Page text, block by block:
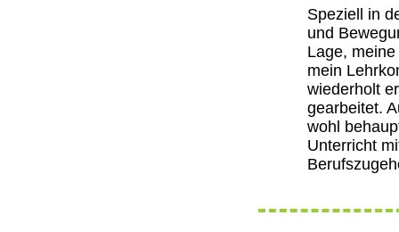
Speziell in
und
Lage,
mein
wiederholt
gearbeitet.
wohl
Unterricht